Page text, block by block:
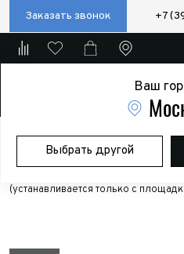
Заказать звонок +7
Ваш
Выбрать другой
Главная Магазин
бампера/пороги/калитки
Бампер
штатного бампера Changan Hunter
(устанавливается только с